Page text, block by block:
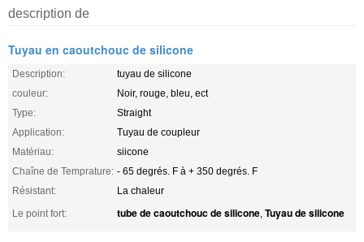
description de
Tuyau en caoutchouc de silicone
Description:
tuyau de silicone
couleur:
Noir, rouge, bleu, ect
Type:
Straight
Application:
Tuyau de coupleur
Matériau:
siicone
Chaîne de Temprature: - 65 degrés. F à + 350 degrés. F
Résistant:
La chaleur
Le point fort:
tube de caoutchouc de silicone, Tuyau de silicone